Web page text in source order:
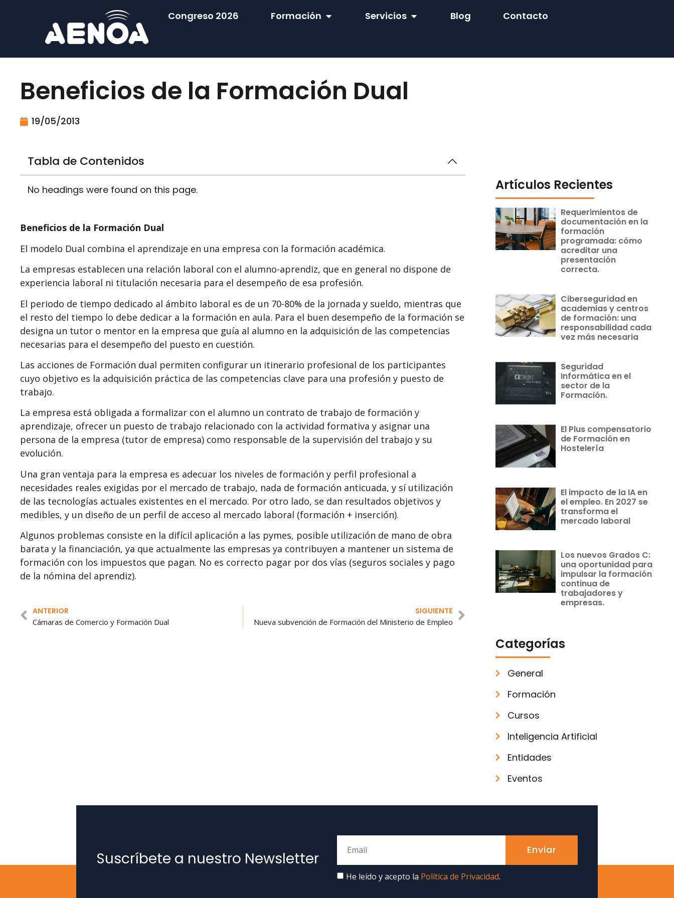
Congreso 2026 Formación Servicios Blog Contacto
Beneficios de la Formación Dual
19/05/2013
Tabla de Contenidos
No headings were found on this page.
Beneficios de la Formación Dual
El modelo Dual combina el aprendizaje en una empresa con la formación académica.
La empresas establecen una relación laboral con el alumno-aprendiz, que en general no dispone de
experiencia laboral ni titulación necesaria para el desempeño de esa profesión.
El periodo de tiempo dedicado al ámbito laboral es de un 70-80% de la jornada y sueldo, mientras que
el resto del tiempo lo debe dedicar a la formación en aula. Para el buen desempeño de la formación se
designa un tutor o mentor en la empresa que guía al alumno en la adquisición de las competencias
necesarias para el desempeño del puesto en cuestión.
Las acciones de Formación dual permiten configurar un itinerario profesional de los participantes
cuyo objetivo es la adquisición práctica de las competencias clave para una profesión y puesto de
trabajo.
La empresa está obligada a formalizar con el alumno un contrato de trabajo de formación y
aprendizaje, ofrecer un puesto de trabajo relacionado con la actividad formativa y asignar una
persona de la empresa (tutor de empresa) como responsable de la supervisión del trabajo y su
evolución.
Una gran ventaja para la empresa es adecuar los niveles de formación y perfil profesional a
necesidades reales exigidas por el mercado de trabajo, nada de formación anticuada, y sí utilización
de las tecnologías actuales existentes en el mercado. Por otro lado, se dan resultados objetivos y
medibles, y un diseño de un perfil de acceso al mercado laboral (formación + inserción).
Algunos problemas consiste en la difícil aplicación a las pymes, posible utilización de mano de obra
barata y la financiación, ya que actualmente las empresas ya contribuyen a mantener un sistema de
formación con los impuestos que pagan. No es correcto pagar por dos vías (seguros sociales y pago
de la nómina del aprendiz).
ANTERIOR
Cámaras de Comercio y Formación Dual
SIGUIENTE
Nueva subvención de Formación del Ministerio de Empleo
Artículos Recientes
Requerimientos de
documentación en la
formación
programada: cómo
acreditar una
presentación
correcta.
Ciberseguridad en
academias y centros
de formación: una
responsabilidad cada
vez más necesaria
Seguridad
Informática en el
sector de la
Formación.
El Plus compensatorio
de Formación en
Hostelería
El impacto de la IA en
el empleo. En 2027 se
transforma el
mercado laboral
Los nuevos Grados C:
una oportunidad para
impulsar la formación
continua de
trabajadores y
empresas.
Categorías
General
Formación
Cursos
Inteligencia Artificial
Entidades
Eventos
Suscríbete a nuestro Newsletter
He leído y acepto la Política de Privacidad.
Enviar